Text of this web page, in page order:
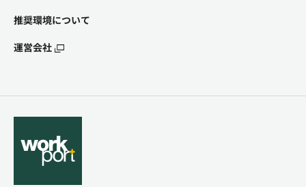
推奨環境について
運営会社